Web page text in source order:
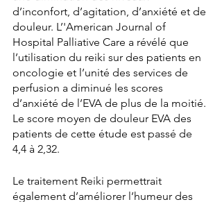
d’inconfort, d’agitation, d’anxiété et de
douleur. L’'American Journal of
Hospital Palliative Care a révélé que
l’utilisation du reiki sur des patients en
oncologie et l’unité des services de
perfusion a diminué les scores
d’anxiété de l’EVA de plus de la moitié.
Le score moyen de douleur EVA des
patients de cette étude est passé de
4,4 à 2,32.
Le traitement Reiki permettrait
également d’améliorer l’humeur des